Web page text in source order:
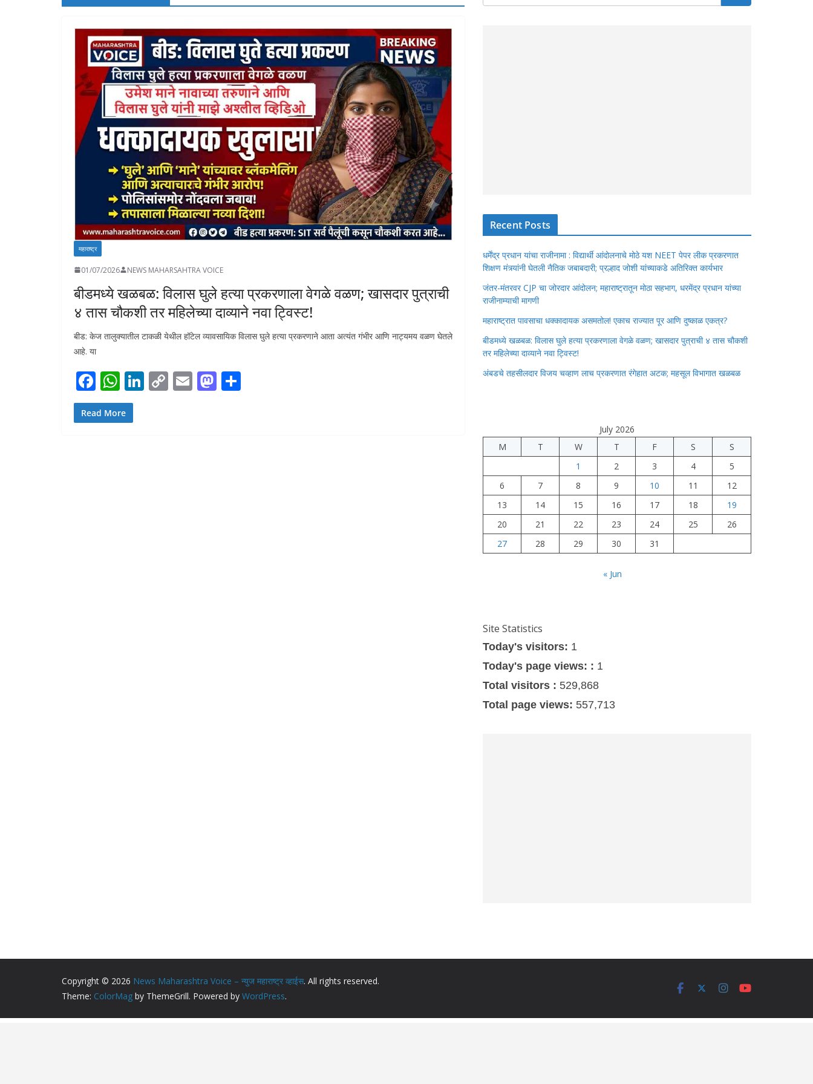
महाराष्ट्र
01/07/2026 NEWS MAHARSAHTRA VOICE
बीडमध्ये खळबळ: विलास घुले हत्या प्रकरणाला वेगळे वळण; खासदार पुत्राची
४ तास चौकशी तर महिलेच्या दाव्याने नवा ट्विस्ट!
बीड: केज तालुक्यातील टाकळी येथील हॉटेल व्यावसायिक विलास घुले हत्या प्रकरणाने आता अत्यंत गंभीर आणि नाट्यमय वळण घेतले
आहे. या
F
ac
e
W
h
at
Li C E M
Read More
Recent Posts
धर्मेंद्र प्रधान यांचा राजीनामा : विद्यार्थी आंदोलनाचे मोठे यश NEET पेपर लीक प्रकरणात
शिक्षण मंत्र्यांनी घेतली नैतिक जबाबदारी; प्रल्हाद जोशी यांच्याकडे अतिरिक्त कार्यभार
जंतर-मंतरवर CJP चा जोरदार आंदोलन; महाराष्ट्रातून मोठा सहभाग, धरमेंद्र प्रधान यांच्या
राजीनाम्याची मागणी
महाराष्ट्रात पावसाचा धक्कादायक असमतोल! एकाच राज्यात पूर आणि दुष्काळ एकत्र?
बीडमध्ये खळबळ: विलास घुले हत्या प्रकरणाला वेगळे वळण; खासदार पुत्राची ४ तास चौकशी
तर महिलेच्या दाव्याने नवा ट्विस्ट!
अंबडचे तहसीलदार विजय चव्हाण लाच प्रकरणात रंगेहात अटक; महसूल विभागात खळबळ
July 2026
M
T W T F S
S
1
2 3 4
5
6
7 8 9 10 11
12
13
14 15 16 17 18
19
20
21 22 23 24 25
26
27
28 29 30 31
« Jun
Site Statistics
Today's visitors: 1
Today's page views: : 1
Total visitors : 529,868
Total page views: 557,713
Copyright © 2026 News Maharashtra Voice – न्युज महाराष्ट्र व्हाईस. All rights reserved.
Theme: ColorMag by ThemeGrill. Powered by WordPress.